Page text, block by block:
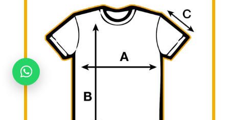
No hay productos en el carrito.
Go To Shop